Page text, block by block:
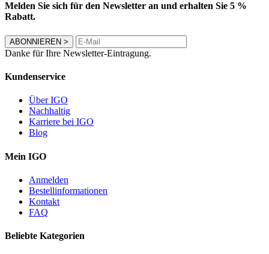
Melden Sie sich für den Newsletter an und erhalten Sie 5 %
Rabatt.
ABONNIEREN >
Danke für Ihre Newsletter-Eintragung.
Kundenservice
Über IGO
Nachhaltig
Karriere bei IGO
Blog
Mein IGO
Anmelden
Bestellinformationen
Kontakt
FAQ
Beliebte Kategorien